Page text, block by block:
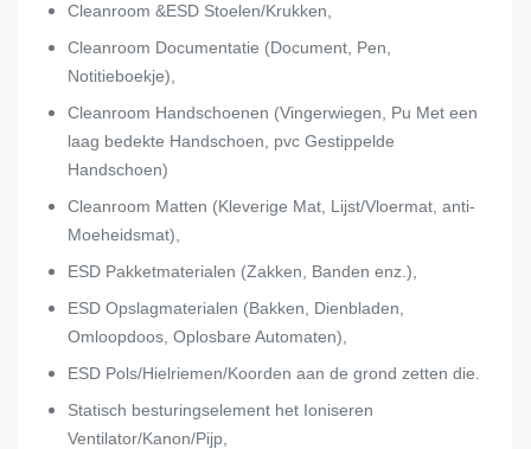
Cleanroom &ESD Stoelen/Krukken,
Cleanroom Documentatie (Document, Pen,
Notitieboekje),
Cleanroom Handschoenen (Vingerwiegen, Pu Met een
laag bedekte Handschoen, pvc Gestippelde
Handschoen)
Cleanroom Matten (Kleverige Mat, Lijst/Vloermat, anti-
Moeheidsmat),
ESD Pakketmaterialen (Zakken, Banden enz.),
ESD Opslagmaterialen (Bakken, Dienbladen,
Omloopdoos, Oplosbare Automaten),
ESD Pols/Hielriemen/Koorden aan de grond zetten die.
Statisch besturingselement het Ioniseren
Ventilator/Kanon/Pijp,